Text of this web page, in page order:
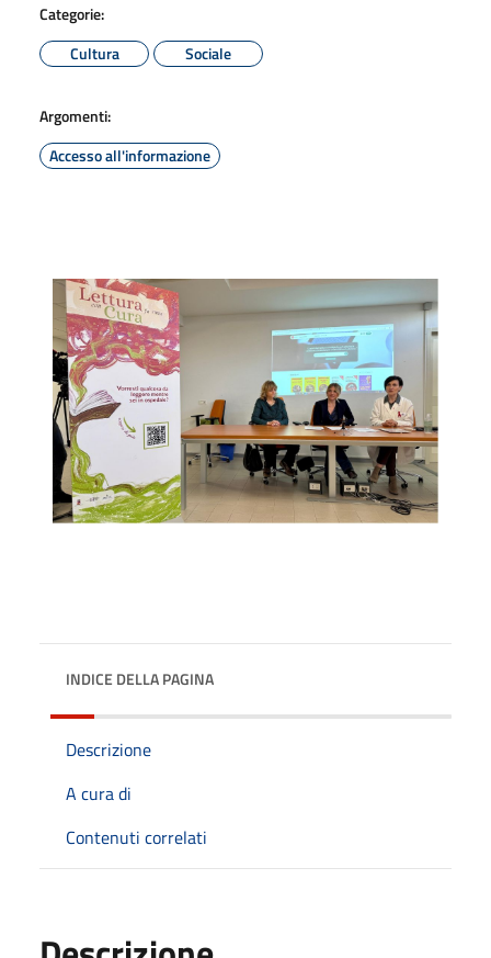
Categorie:
Cultura
Sociale
Argomenti:
Accesso all'informazione
INDICE DELLA PAGINA
Descrizione
A cura di
Contenuti correlati